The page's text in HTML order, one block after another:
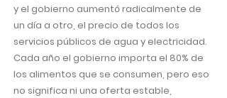
y el gobierno aumentó radicalmente de
un día a otro, el precio de todos los
servicios públicos de agua y electricidad.
Cada año el gobierno importa el 80% de
los alimentos que se consumen, pero eso
no significa ni una oferta estable,